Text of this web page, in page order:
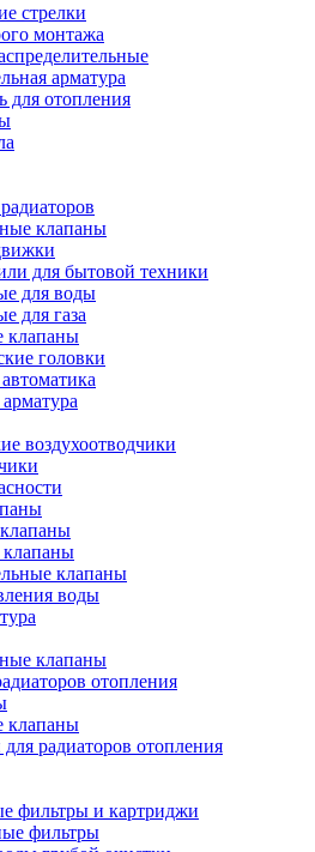
стрелки
монтажа
арматура
для отопления
клапаны
для бытовой техники
для воды
для газа
клапаны
головки
воздухоотводчики
клапаны
воды
клапаны
отопления
клапаны
радиаторов отопления
фильтры и картриджи
фильтры